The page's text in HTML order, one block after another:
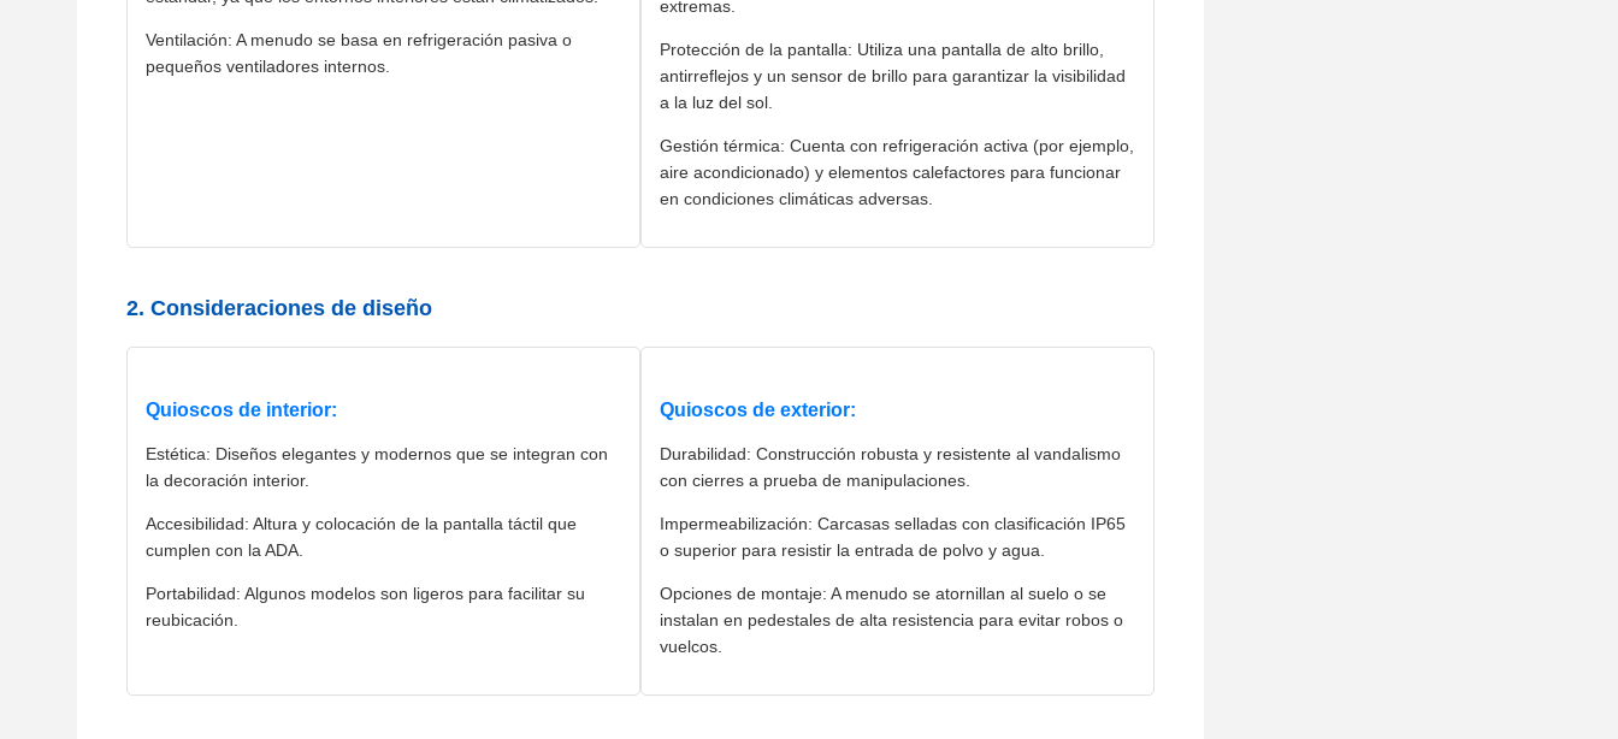
Ventilación: A menudo se basa en refrigeración pasiva o
pequeños ventiladores internos.
extremas.
Protección de la pantalla: Utiliza una pantalla de alto brillo,
antirreflejos y un sensor de brillo para garantizar la visibilidad
a la luz del sol.
Gestión térmica: Cuenta con refrigeración activa (por ejemplo,
aire acondicionado) y elementos calefactores para funcionar
en condiciones climáticas adversas.
2. Consideraciones de diseño
Quioscos de interior:
Estética: Diseños elegantes y modernos que se integran con
la decoración interior.
Accesibilidad: Altura y colocación de la pantalla táctil que
cumplen con la ADA.
Portabilidad: Algunos modelos son ligeros para facilitar su
reubicación.
Quioscos de exterior:
Durabilidad: Construcción robusta y resistente al vandalismo
con cierres a prueba de manipulaciones.
Impermeabilización: Carcasas selladas con clasificación IP65
o superior para resistir la entrada de polvo y agua.
Opciones de montaje: A menudo se atornillan al suelo o se
instalan en pedestales de alta resistencia para evitar robos o
vuelcos.